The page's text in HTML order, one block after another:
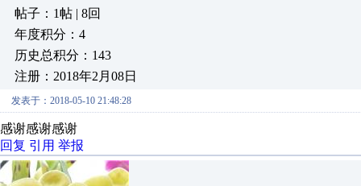
帖子：1帖 | 8回
年度积分：4
历史总积分：143
注册：2018年2月08日
发表于：2018-05-10 21:48:28
感谢感谢感谢
回复 引用 举报